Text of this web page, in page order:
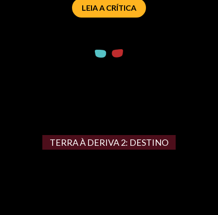
LEIA A CRÍTICA
TERRA À DERIVA 2: DESTINO